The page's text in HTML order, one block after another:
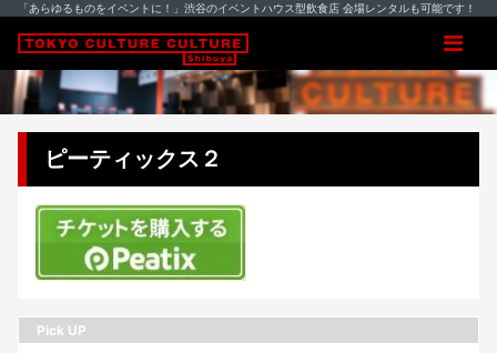
「あらゆるものをイベントに！」渋谷のイベントハウス型飲食店 会場レンタルも可能です！
ピーティックス２
Pick UP